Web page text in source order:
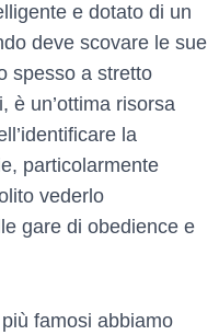
e dotato di un
deve scovare le sue
spesso a stretto
è un’ottima risorsa
la
particolarmente
vederlo
gare di obedience e
famosi abbiamo